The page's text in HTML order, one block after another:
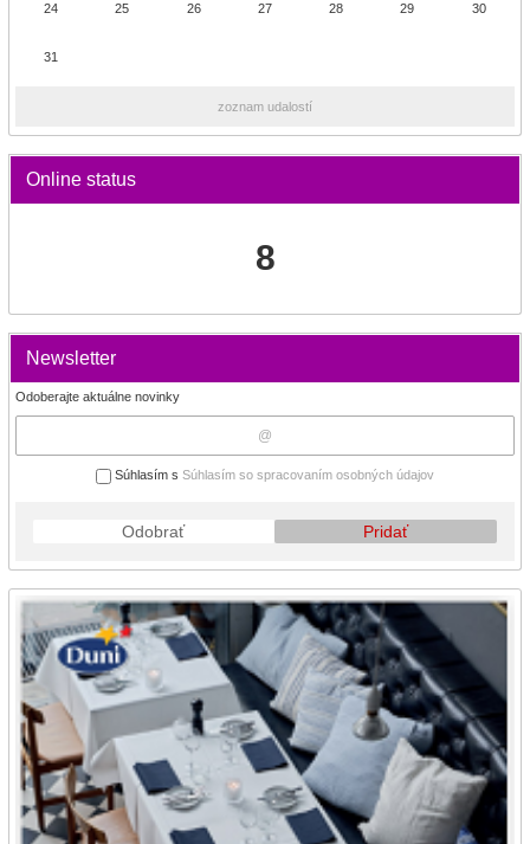
24 25 26 27 28 29 30
31
zoznam udalostí
Online status
8
Newsletter
Odoberajte aktuálne novinky
Súhlasím s Súhlasím so spracovaním osobných údajov
Odobrať Pridať